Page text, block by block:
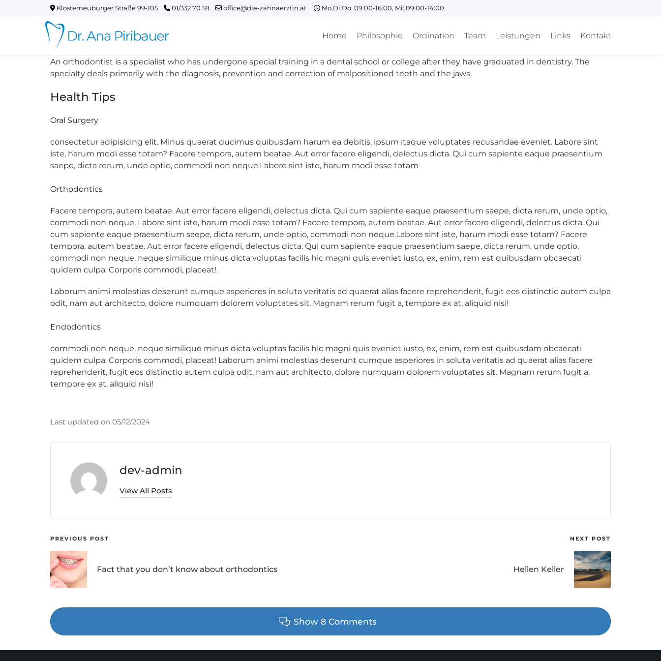
Klosterneuburger Straße 99-105 01/332 70 59 office@die-zahnaerztin.at Mo,Di,Do: 09:00-16:00, Mi: 09:00-14:00
Home Philosophie Ordination Team Leistungen Links Kontakt
An orthodontist is a specialist who has undergone special training in a dental school or college after they have graduated in dentistry. The
specialty deals primarily with the diagnosis, prevention and correction of malpositioned teeth and the jaws.
Health Tips
Oral Surgery
consectetur adipisicing elit. Minus quaerat ducimus quibusdam harum ea debitis, ipsum itaque voluptates recusandae eveniet. Labore sint
iste, harum modi esse totam? Facere tempora, autem beatae. Aut error facere eligendi, delectus dicta. Qui cum sapiente eaque praesentium
saepe, dicta rerum, unde optio, commodi non neque.Labore sint iste, harum modi esse totam
Orthodontics
Facere tempora, autem beatae. Aut error facere eligendi, delectus dicta. Qui cum sapiente eaque praesentium saepe, dicta rerum, unde optio,
commodi non neque. Labore sint iste, harum modi esse totam? Facere tempora, autem beatae. Aut error facere eligendi, delectus dicta. Qui
cum sapiente eaque praesentium saepe, dicta rerum, unde optio, commodi non neque.Labore sint iste, harum modi esse totam? Facere
tempora, autem beatae. Aut error facere eligendi, delectus dicta. Qui cum sapiente eaque praesentium saepe, dicta rerum, unde optio,
commodi non neque. neque similique minus dicta voluptas facilis hic magni quis eveniet iusto, ex, enim, rem est quibusdam obcaecati
quidem culpa. Corporis commodi, placeat!.
Laborum animi molestias deserunt cumque asperiores in soluta veritatis ad quaerat alias facere reprehenderit, fugit eos distinctio autem culpa
odit, nam aut architecto, dolore numquam dolorem voluptates sit. Magnam rerum fugit a, tempore ex at, aliquid nisi!
Endodontics
commodi non neque. neque similique minus dicta voluptas facilis hic magni quis eveniet iusto, ex, enim, rem est quibusdam obcaecati
quidem culpa. Corporis commodi, placeat! Laborum animi molestias deserunt cumque asperiores in soluta veritatis ad quaerat alias facere
reprehenderit, fugit eos distinctio autem culpa odit, nam aut architecto, dolore numquam dolorem voluptates sit. Magnam rerum fugit a,
tempore ex at, aliquid nisi!
Last updated on 05/12/2024
dev-admin
View All Posts
Post
navigation
PREVIOUS POST
Fact that you don’t know about orthodontics
NEXT POST
Hellen Keller
Show 8 Comments